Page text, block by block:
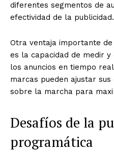
diferentes segmentos de
efectividad de la publicidad.
Otra ventaja importante
es la capacidad de medir
los anuncios en tiempo
marcas pueden ajustar
sobre la marcha para
Desafíos de la
programática